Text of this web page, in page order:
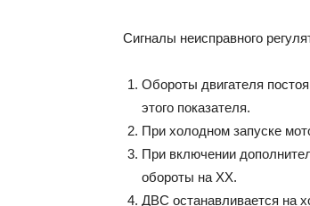
Сигналы неисправного
Обороты двигателя
этого показателя.
При холодном запуске
При включении
обороты на ХХ.
ДВС останавливается на